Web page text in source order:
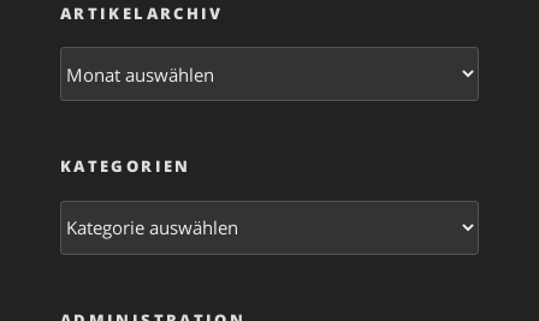
ARTIKELARCHIV
KATEGORIEN